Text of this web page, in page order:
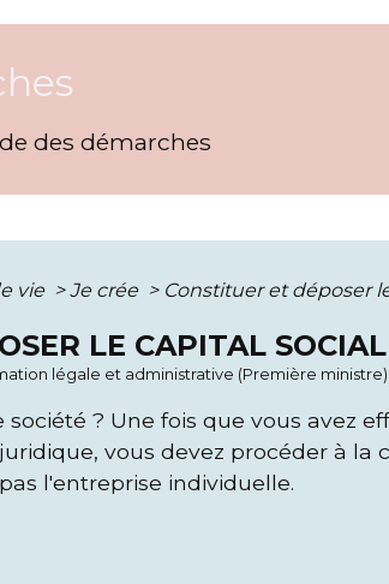
des démarches
vie > Je crée > Constituer et déposer
LE CAPITAL
légale et administrative (Première ministre)
société ? Une fois que vous avez
vous devez procéder à
l'entreprise individuelle.